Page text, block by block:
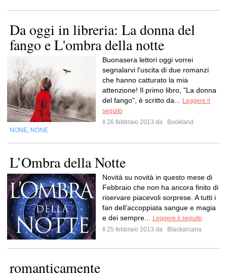
Da oggi in libreria: La donna del
fango e L'ombra della notte
Buonasera lettori oggi vorrei
segnalarvi l'uscita di due romanzi
che hanno catturato la mia
attenzione! Il primo libro, "La donna
del fango", è scritto da...
Leggere il
seguito
Il 26 febbraio 2013 da
Bookland
NONE NONE
L’Ombra della Notte
Novità su novità in questo mese di
Febbraio che non ha ancora finito di
riservare piacevoli sorprese. A tutti i
fan dell’accoppiata sangue e magia
e dei sempre...
Leggere il seguito
Il 25 febbraio 2013 da
Blackarcana
romanticamente